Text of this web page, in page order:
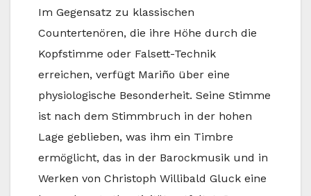
Im Gegensatz zu klassischen
Countertenören, die ihre Höhe durch die
Kopfstimme oder Falsett-Technik
erreichen, verfügt Mariño über eine
physiologische Besonderheit. Seine Stimme
ist nach dem Stimmbruch in der hohen
Lage geblieben, was ihm ein Timbre
ermöglicht, das in der Barockmusik und in
Werken von Christoph Willibald Gluck eine